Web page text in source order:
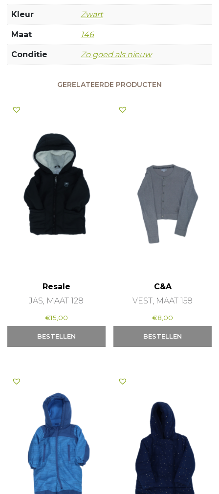
Kleur Zwart
Maat 146
Conditie Zo goed als nieuw
GERELATEERDE PRODUCTEN
Resale
JAS, MAAT 128
€15,00
BESTELLEN
C&A
VEST, MAAT 158
€8,00
BESTELLEN